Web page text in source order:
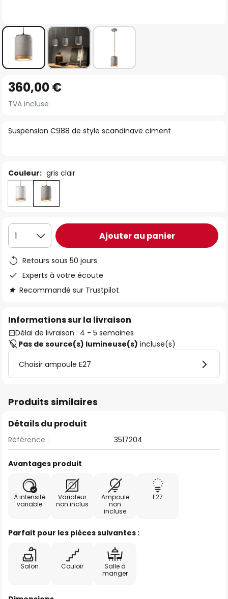
to
the
ofSuspension C988 de style scandinave ciment
360,00 €
TVA incluse
Couleur: gris clair
1 Ajouter au panier
Retours sous 50 jours
Experts à votre écoute
Recommandé sur Trustpilot
Informations sur la livraison
Délai de livraison : 4 - 5 semaines
Pas de source(s) lumineuse(s) incluse(s)
Choisir ampoule E27
Produits similaires
Détails du produit
Référence : 3517204
Avantages produit
À intensité
variable
Variateur
non inclus
Ampoule
non
incluse
E27
Parfait pour les pièces suivantes :
Salon Couloir
Salle à
manger